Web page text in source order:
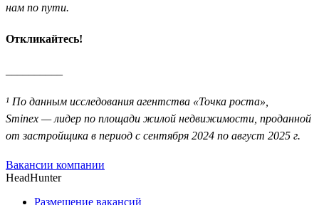
нам по пути.
Откликайтесь!
¹ По данным исследования агентства «Точка роста»,
Sminex — лидер по площади жилой недвижимости, проданной
от застройщика в период с сентября 2024 по август 2025 г.
Вакансии компании
HeadHunter
Размещение вакансий